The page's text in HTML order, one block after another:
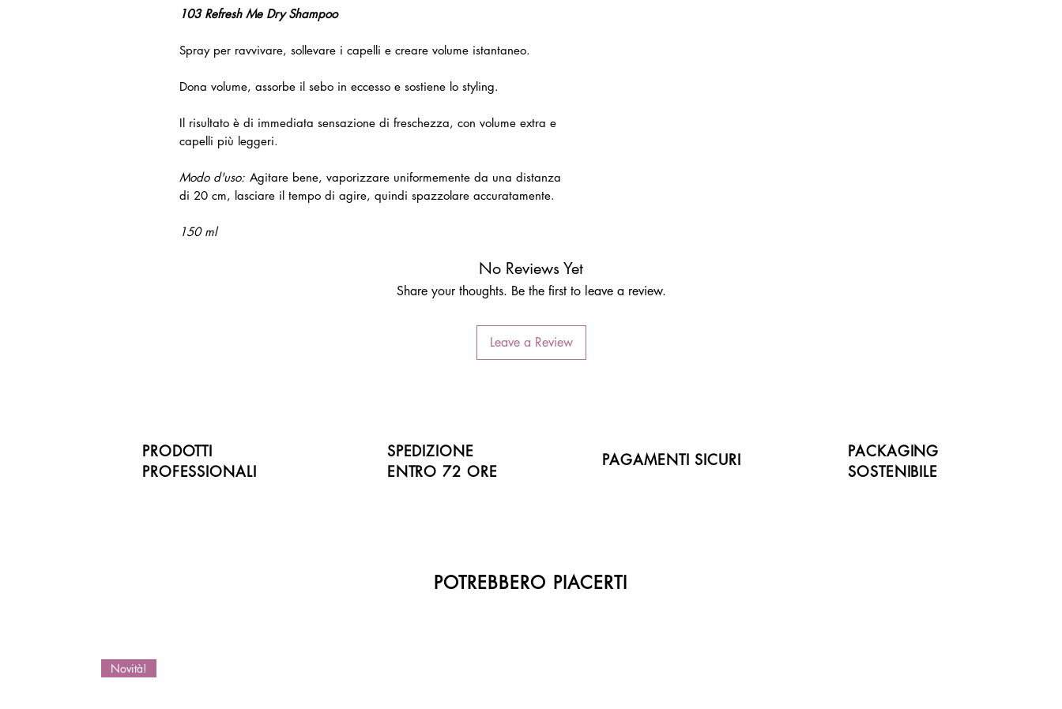
103 Refresh Me Dry Shampoo
Spray per ravvivare, sollevare i capelli e creare volume istantaneo.
Dona volume, assorbe il sebo in eccesso e sostiene lo styling.
Il risultato è di immediata sensazione di freschezza, con volume extra e
capelli più leggeri.
Modo d'uso: Agitare bene, vaporizzare uniformemente da una distanza
di 20 cm, lasciare il tempo di agire, quindi spazzolare accuratamente.
150 ml
No Reviews Yet
Share your thoughts. Be the first to leave a review.
Leave a Review
PRODOTTI
PROFESSIONALI
SPEDIZIONE
ENTRO 72 ORE
PAGAMENTI SICURI
PACKAGING
SOSTENIBILE
POTREBBERO PIACERTI
Novità!